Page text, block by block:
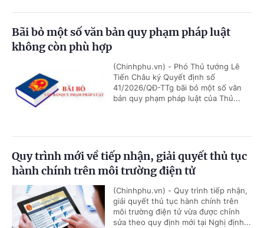
Bãi bỏ một số văn bản quy phạm pháp luật
không còn phù hợp
(Chinhphu.vn) - Phó Thủ tướng Lê
Tiến Châu ký Quyết định số
41/2026/QĐ-TTg bãi bỏ một số văn
bản quy phạm pháp luật của Thủ...
Quy trình mới về tiếp nhận, giải quyết thủ tục
hành chính trên môi trường điện tử
(Chinhphu.vn) - Quy trình tiếp nhận,
giải quyết thủ tục hành chính trên
môi trường điện tử vừa được chỉnh
sửa theo quy định mới tại Nghị định...